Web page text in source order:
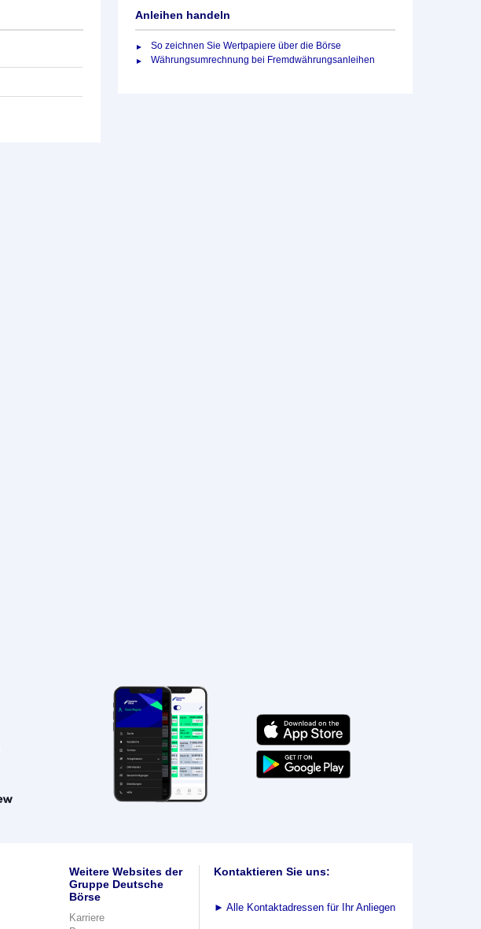
Anleihen handeln
So zeichnen Sie Wertpapiere über die Börse
Währungsumrechnung bei Fremdwährungsanleihen
Weitere Websites der
Gruppe Deutsche
Börse
Karriere
Kontaktieren Sie uns:
► Alle Kontaktadressen für Ihr Anliegen